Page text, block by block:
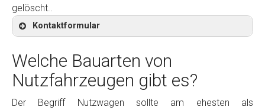
gelöscht..
Kontaktformular
Kontaktformular
Welche Bauarten von
Nutzfahrzeugen gibt es?
Der Begriff Nutzwagen sollte am ehesten als